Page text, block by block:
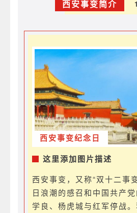
西安事变简介
西安事变纪念日
这里添加图片描述
西安事变，又称“双十二事
日浪潮的感召和中国共产
学良、杨虎城与红军停战